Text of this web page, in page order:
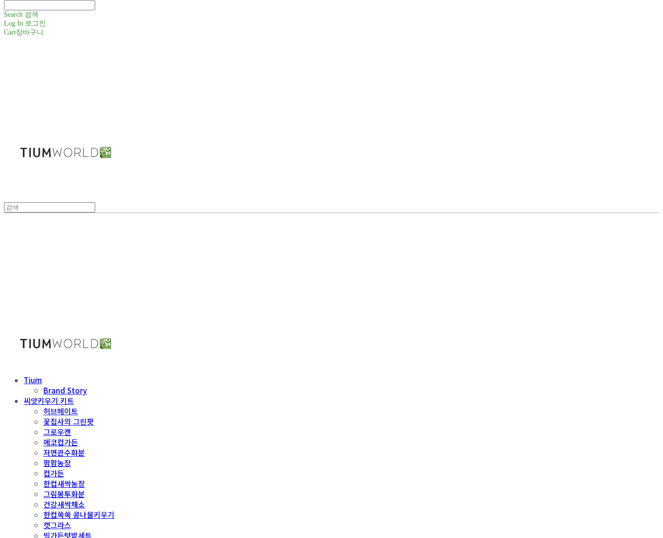
Search 검색
Log In 로그인
Cart장바구니
Tium
Brand Story
씨앗키우기 키트
허브메이트
꽃집사의 그린팟
그로우캔
에코컵가든
저면관수화분
팜팜농장
컵가든
한컵새싹농장
그림봉투화분
건강새싹채소
한컵쑥쑥 콩나물키우기
캣그라스
빅가든텃밭세트